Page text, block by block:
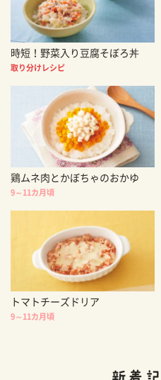
時短！野菜入り豆腐そぼろ丼
取り分けレシピ
鶏ムネ肉とかぼちゃのおかゆ
9～11カ月頃
トマトチーズドリア
9～11カ月頃